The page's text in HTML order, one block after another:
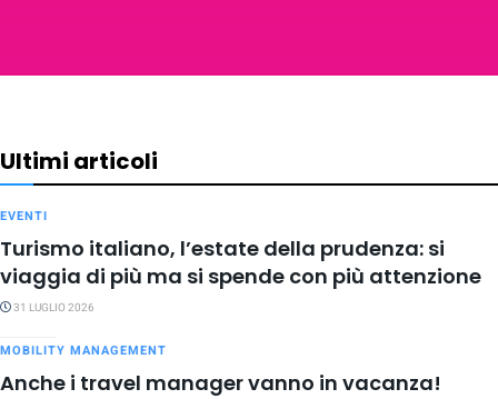
Ultimi articoli
EVENTI
Turismo italiano, l’estate della prudenza: si
viaggia di più ma si spende con più attenzione
31 LUGLIO 2026
MOBILITY MANAGEMENT
Anche i travel manager vanno in vacanza!